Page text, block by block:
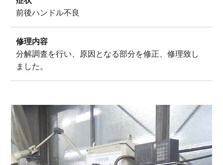
前後ハンドル不良
修理内容
分解調査を行い、原因となる部分を修正、修理致し
ました。